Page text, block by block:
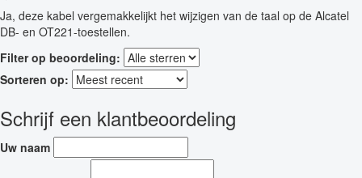
Ja, deze kabel vergemakkelijkt het wijzigen van de taal op de Alcatel
DB- en OT221-toestellen.
Filter op beoordeling:
Sorteren op:
Schrijf een klantbeoordeling
Uw naam